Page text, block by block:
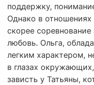
поддержку,
Однако в
скорее
любовь. Ольга,
легким характером,
в глазах
зависть у Татьяны,